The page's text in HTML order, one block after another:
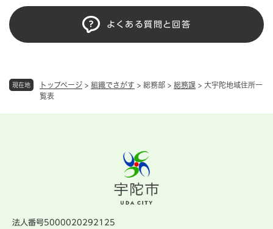
現在地 トップページ > 組織でさがす > 総務部 > 総務課 > 大宇陀地域住所一
覧表
よくある質問と回答
法人番号5000020292125